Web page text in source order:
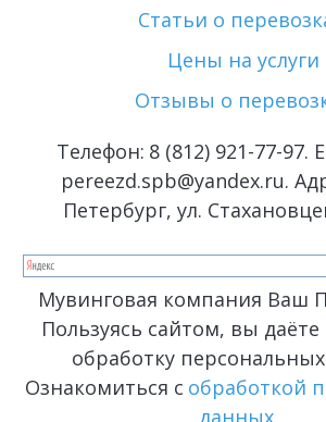
Статьи о
Цены на услуги
Отзывы о
Телефон: 8 (812) 921-77-97.
pereezd.spb@yandex.ru.
Петербург, ул.
Мувинговая компания Ваш
Пользуясь сайтом, вы даёте
обработку
Ознакомиться с обработкой
данных.